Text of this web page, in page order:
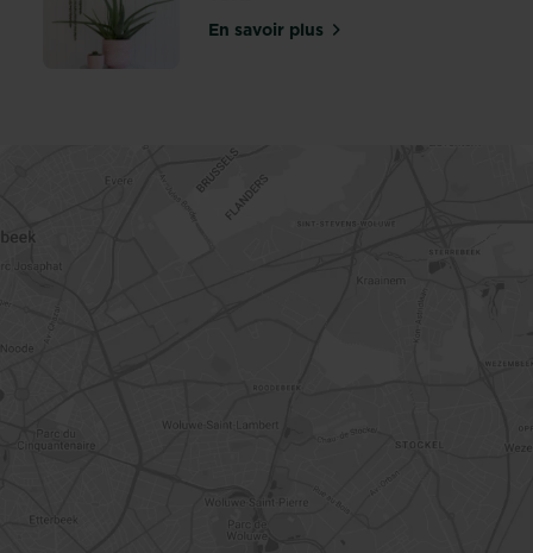
bonsaïs En savoir plussur Entretien de l’Aloe vera